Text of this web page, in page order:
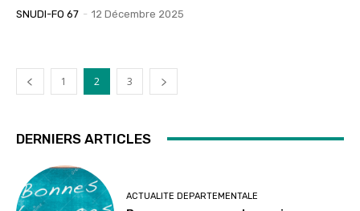
SNUDI-FO 67 - 12 Décembre 2025
1 2 3
DERNIERS ARTICLES
ACTUALITE DEPARTEMENTALE